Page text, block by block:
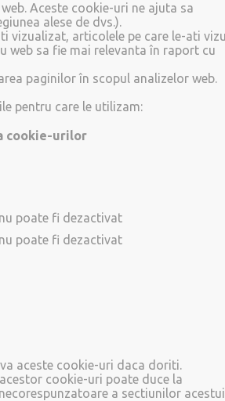
Aceste cookie-uri ne ajuta sa
alese de dvs.).
vizualizat, articolele pe care le-ati
web sa fie mai relevanta în raport cu
paginilor în scopul analizelor web.
pentru care le utilizam:
cookie-urilor
poate fi dezactivat
poate fi dezactivat
aceste cookie-uri daca doriti.
cookie-uri poate duce la
a sectiunilor